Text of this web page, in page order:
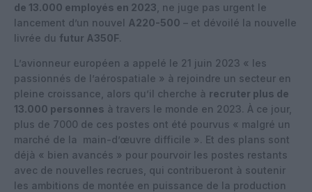
de 13.000 employés en 2023 , ne juge pas urgent le
lancement d’un nouvel A220-500 – et dévoilé la nouvelle
livrée du futur A350F.
L’avionneur européen a appelé le 21 juin 2023 « les
passionnés de l’aérospatiale » à rejoindre un secteur en
pleine croissance, alors qu’il cherche à recruter plus de
13.000 personnes à travers le monde en 2023. À ce jour,
plus de 7000 de ces postes ont été pourvus « malgré un
marché de la main-d’œuvre difficile ». Et des plans sont
déjà « bien avancés » pour pourvoir les postes restants
avec de nouvelles recrues, qui contribueront à soutenir
les ambitions de montée en puissance de la production